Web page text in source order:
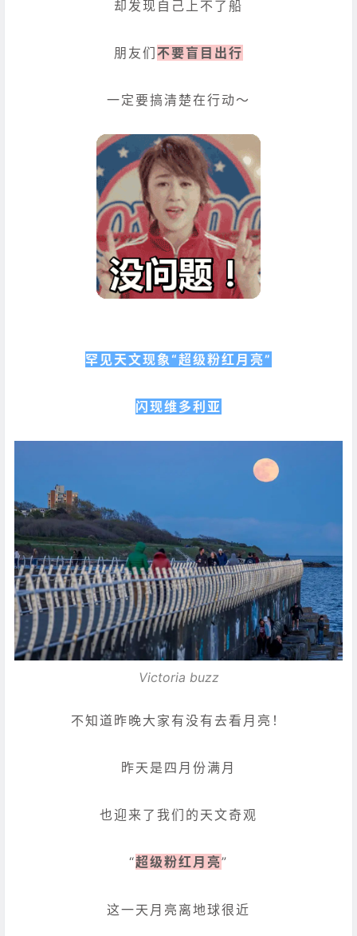
却发现自己上不了船
朋友们 不要盲目出行
一定要搞清楚在行动～
罕见天文现象“超级粉红月亮”
闪现维多利亚
Victoria buzz
不知道昨晚大家有没有去看月亮！
昨天是四月份满月
也迎来了我们的天文奇观
“超级粉红月亮”
这一天月亮离地球很近